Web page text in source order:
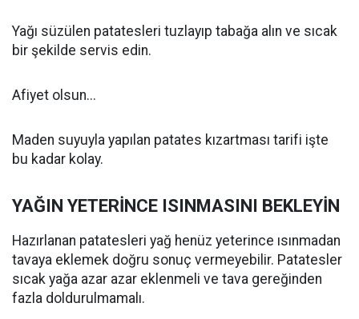
Yağı süzülen patatesleri tuzlayıp tabağa alın ve sıcak
bir şekilde servis edin.
Afiyet olsun...
Maden suyuyla yapılan patates kızartması tarifi işte
bu kadar kolay.
YAĞIN YETERİNCE ISINMASINI BEKLEYİN
Hazırlanan patatesleri yağ henüz yeterince ısınmadan
tavaya eklemek doğru sonuç vermeyebilir. Patatesler
sıcak yağa azar azar eklenmeli ve tava gereğinden
fazla doldurulmamalı.